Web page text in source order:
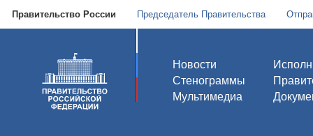
Правительство России Председатель Правительства
Новости
Стенограммы
Мультимедиа